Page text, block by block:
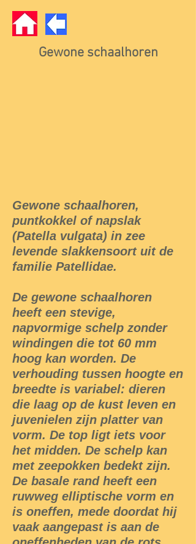
Gewone schaalhoren
Gewone schaalhoren,
puntkokkel of napslak
(Patella vulgata) in zee
levende slakkensoort uit de
familie Patellidae.
De gewone schaalhoren
heeft een stevige,
napvormige schelp zonder
windingen die tot 60 mm
hoog kan worden. De
verhouding tussen hoogte en
breedte is variabel: dieren
die laag op de kust leven en
juvenielen zijn platter van
vorm. De top ligt iets voor
het midden. De schelp kan
met zeepokken bedekt zijn.
De basale rand heeft een
ruwweg elliptische vorm en
is oneffen, mede doordat hij
vaak aangepast is aan de